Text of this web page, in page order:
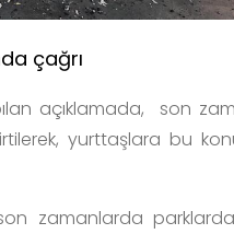
çağrı
açıklamada, son
yurttaşlara bu
zamanlarda